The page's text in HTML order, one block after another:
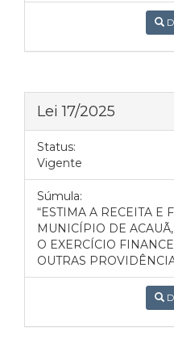
Lei 17/2025
Status:
Vigente
Súmula:
“ESTIMA A RECEITA E
MUNICÍPIO DE
O EXERCÍCIO
OUTRAS